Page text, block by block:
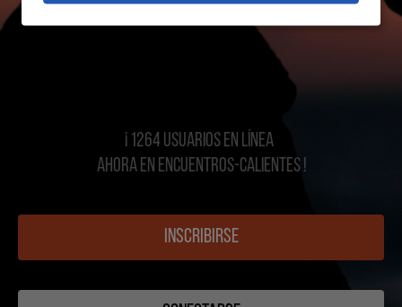
¡ 1264 USUARIOS EN LÍNEA
AHORA EN Encuentros-calientes !
INSCRIBIRSE